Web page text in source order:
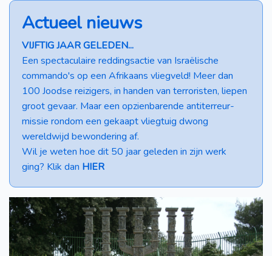
Actueel nieuws
VIJFTIG JAAR GELEDEN...
Een spectaculaire reddingsactie van Israëlische
commando's op een Afrikaans vliegveld! Meer dan
100 Joodse reizigers, in handen van terroristen, liepen
groot gevaar. Maar een opzienbarende antiterreur-
missie rondom een gekaapt vliegtuig dwong
wereldwijd bewondering af.
Wil je weten hoe dit 50 jaar geleden in zijn werk
ging? Klik dan HIER